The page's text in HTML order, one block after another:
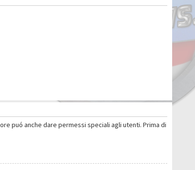
puó anche dare permessi speciali agli utenti. Prima di